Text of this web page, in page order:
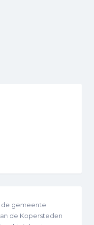
de gemeente
de Kopersteden